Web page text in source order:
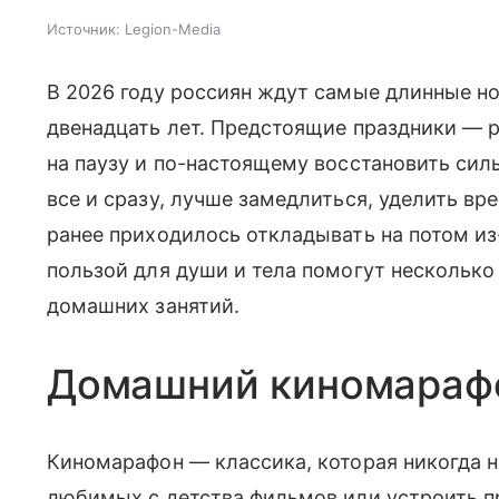
Источник: Legion-Media
В 2026 году россиян ждут самые длинные
двенадцать лет. Предстоящие праздники —
на паузу и по-настоящему восстановить
все и сразу, лучше замедлиться, уделить
ранее приходилось откладывать на потом
пользой для души и тела помогут
домашних занятий.
Домашний
Киномарафон — классика, которая никогда